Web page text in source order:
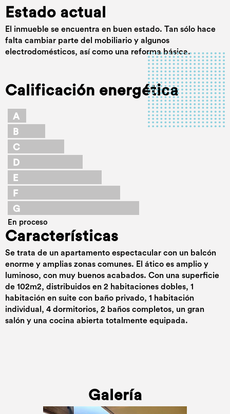
Estado actual
El inmueble se encuentra en buen estado. Tan sólo hace
falta cambiar parte del mobiliario y algunos
electrodomésticos, así como una reforma básica.
Calificación energética
A
B
C
D
E
F
G
En proceso
Características
Se trata de un apartamento espectacular con un balcón
enorme y amplias zonas comunes. El ático es amplio y
luminoso, con muy buenos acabados. Con una superficie
de 102m2, distribuidos en 2 habitaciones dobles, 1
habitación en suite con baño privado, 1 habitación
individual, 4 dormitorios, 2 baños completos, un gran
salón y una cocina abierta totalmente equipada.
Galería